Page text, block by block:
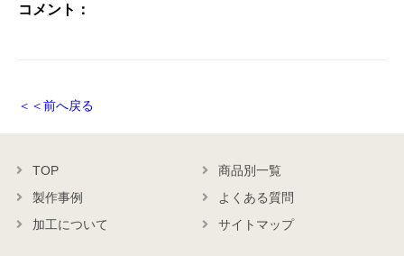
コメント：
＜＜前へ戻る
TOP
商品別一覧
製作事例
よくある質問
加工について
サイトマップ